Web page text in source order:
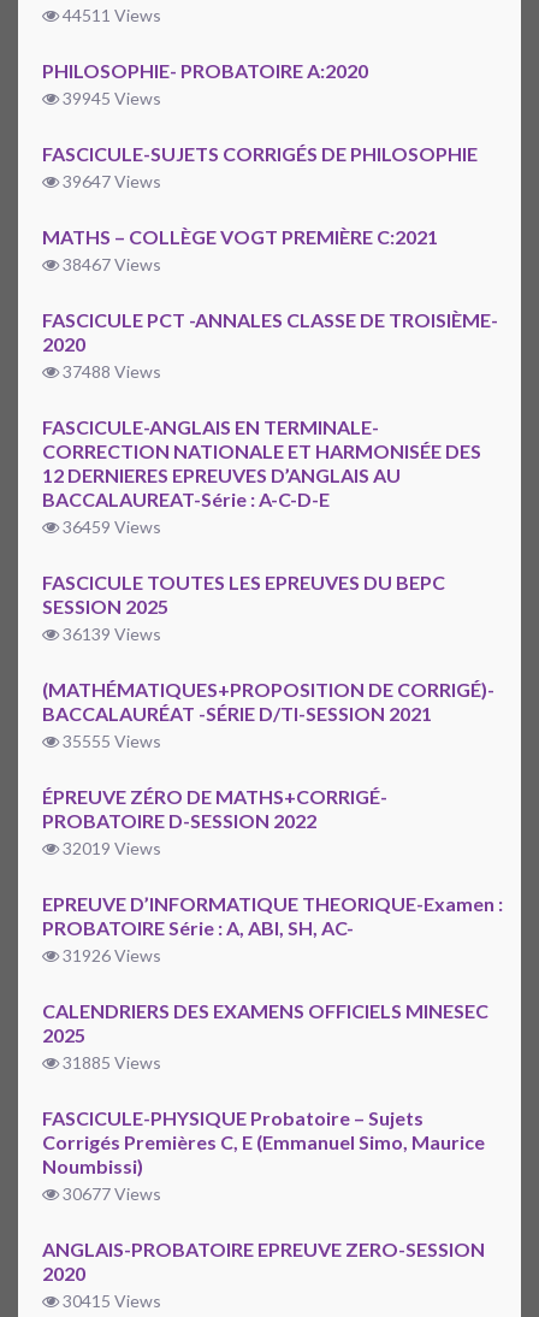
44511 Views
PHILOSOPHIE- PROBATOIRE A:2020
39945 Views
FASCICULE-SUJETS CORRIGÉS DE PHILOSOPHIE
39647 Views
MATHS – COLLÈGE VOGT PREMIÈRE C:2021
38467 Views
FASCICULE PCT -ANNALES CLASSE DE TROISIÈME-
2020
37488 Views
FASCICULE-ANGLAIS EN TERMINALE-
CORRECTION NATIONALE ET HARMONISÉE DES
12 DERNIERES EPREUVES D’ANGLAIS AU
BACCALAUREAT-Série : A-C-D-E
36459 Views
FASCICULE TOUTES LES EPREUVES DU BEPC
SESSION 2025
36139 Views
(MATHÉMATIQUES+PROPOSITION DE CORRIGÉ)-
BACCALAURÉAT -SÉRIE D/TI-SESSION 2021
35555 Views
ÉPREUVE ZÉRO DE MATHS+CORRIGÉ-
PROBATOIRE D-SESSION 2022
32019 Views
EPREUVE D’INFORMATIQUE THEORIQUE-Examen :
PROBATOIRE Série : A, ABI, SH, AC-
31926 Views
CALENDRIERS DES EXAMENS OFFICIELS MINESEC
2025
31885 Views
FASCICULE-PHYSIQUE Probatoire – Sujets
Corrigés Premières C, E (Emmanuel Simo, Maurice
Noumbissi)
30677 Views
ANGLAIS-PROBATOIRE EPREUVE ZERO-SESSION
2020
30415 Views